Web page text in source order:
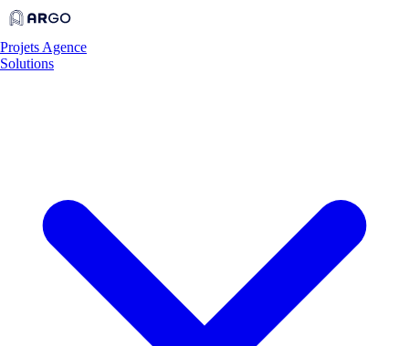
Projets Agence
Solutions